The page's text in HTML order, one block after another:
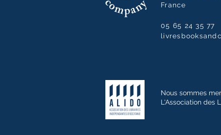
France
05 65 24 35 77
Nous sommes
L'Association des